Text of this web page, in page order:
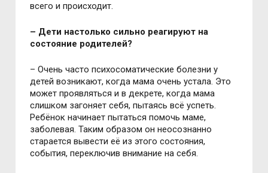
всего и происходит.
– Дети настолько сильно реагируют на
состояние родителей?
– Очень часто психосоматические болезни у
детей возникают, когда мама очень устала. Это
может проявляться и в декрете, когда мама
слишком загоняет себя, пытаясь всё успеть.
Ребёнок начинает пытаться помочь маме,
заболевая. Таким образом он неосознанно
старается вывести её из этого состояния,
события, переключив внимание на себя.